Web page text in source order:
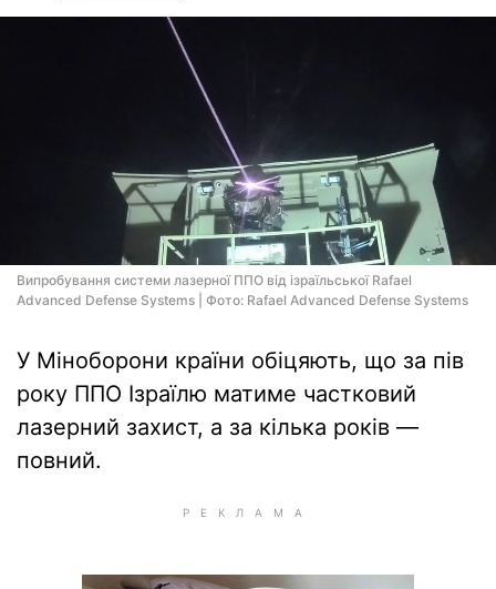
Випробування системи лазерної ППО від ізраїльської Rafael
Advanced Defense Systems | Фото: Rafael Advanced Defense Systems
У Міноборони країни обіцяють, що за пів
року ППО Ізраїлю матиме частковий
лазерний захист, а за кілька років —
повний.